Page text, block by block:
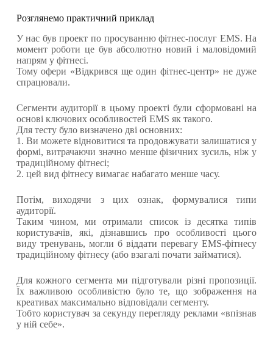
Розглянемо практичний приклад
У нас був проект по просуванню фітнес-послуг EMS. На
момент роботи це був абсолютно новий і маловідомий
напрям у фітнесі.
Тому офери «Відкрився ще один фітнес-центр» не дуже
спрацювали.
Сегменти аудиторії в цьому проекті були сформовані на
основі ключових особливостей EMS як такого.
Для тесту було визначено дві основних:
1. Ви можете відновитися та продовжувати залишатися у
формі, витрачаючи значно менше фізичних зусиль, ніж у
традиційному фітнесі;
2. цей вид фітнесу вимагає набагато менше часу.
Потім, виходячи з цих ознак, формувалися типи
аудиторії.
Таким чином, ми отримали список із десятка типів
користувачів, які, дізнавшись про особливості цього
виду тренувань, могли б віддати перевагу EMS-фітнесу
традиційному фітнесу (або взагалі почати займатися).
Для кожного сегмента ми підготували різні пропозиції.
Їх важливою особливістю було те, що зображення на
креативах максимально відповідали сегменту.
Тобто користувач за секунду перегляду реклами «впізнав
у ній себе».